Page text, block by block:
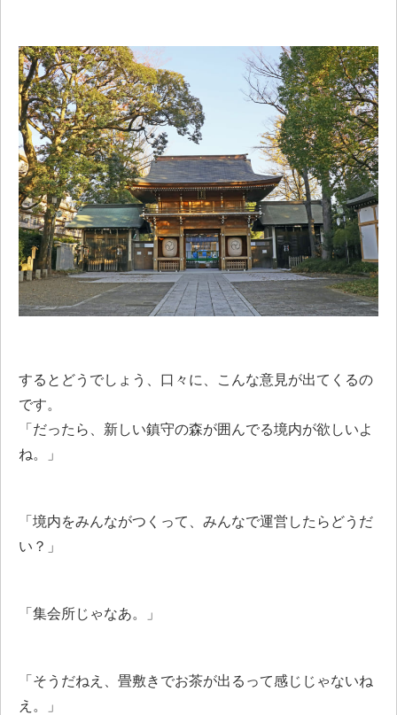
するとどうでしょう、口々に、こんな意見が出てくるの
です。
「だったら、新しい鎮守の森が囲んでる境内が欲しいよ
ね。」
「境内をみんながつくって、みんなで運営したらどうだ
い？」
「集会所じゃなあ。」
「そうだねえ、畳敷きでお茶が出るって感じじゃないね
え。」